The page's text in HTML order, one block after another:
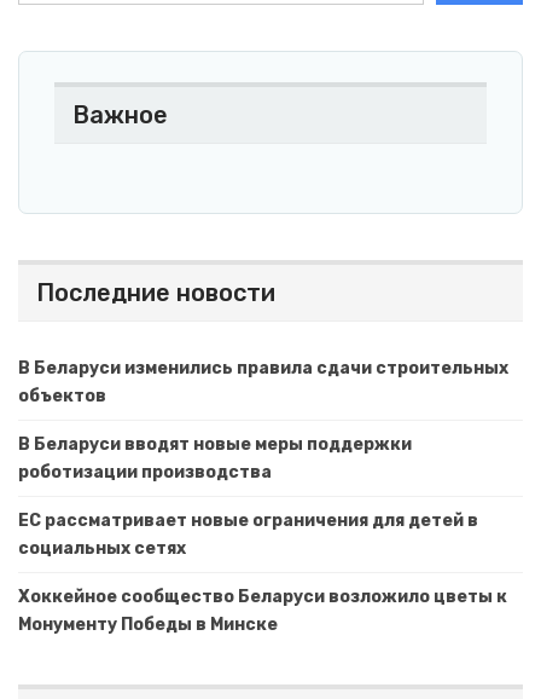
Важное
Последние новости
В Беларуси изменились правила сдачи строительных
объектов
В Беларуси вводят новые меры поддержки
роботизации производства
ЕС рассматривает новые ограничения для детей в
социальных сетях
Хоккейное сообщество Беларуси возложило цветы к
Монументу Победы в Минске